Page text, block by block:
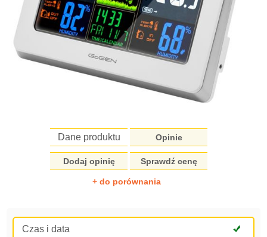
Dane produktu Opinie
Dodaj opinię Sprawdź cenę
+ do porównania
Czas i data